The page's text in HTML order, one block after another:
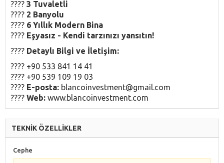
???? 3 Tuvaletli
???? 2 Banyolu
????️ 6 Yıllık Modern Bina
???? Eşyasız - Kendi tarzınızı yansıtın!
???? Detaylı Bilgi ve İletişim:
???? +90 533 841 14 41
???? +90 539 109 19 03
???? E-posta: blancoinvestment@gmail.com
???? Web: www.blancoinvestment.com
TEKNİK ÖZELLİKLER
Cephe